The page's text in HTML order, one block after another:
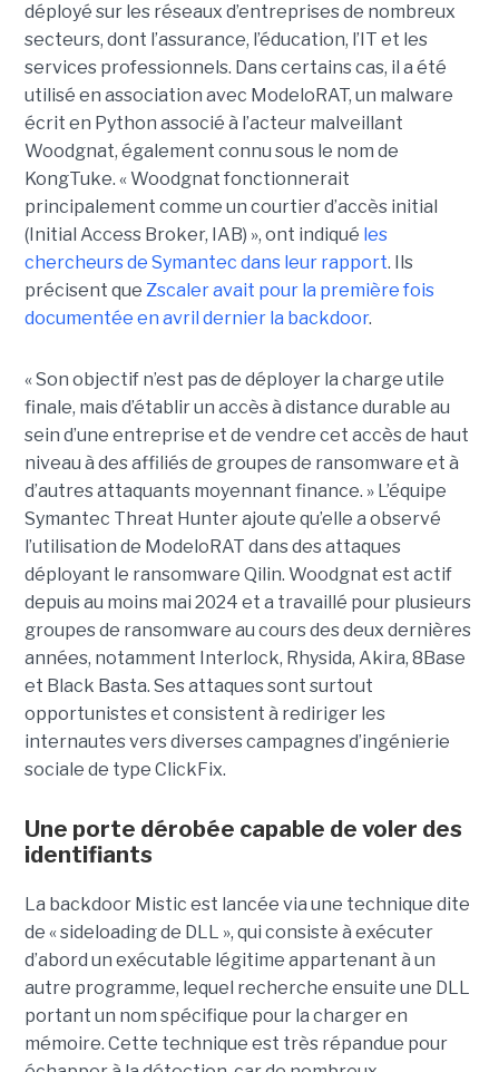
déployé sur les réseaux d’entreprises de nombreux
secteurs, dont l’assurance, l’éducation, l’IT et les
services professionnels. Dans certains cas, il a été
utilisé en association avec ModeloRAT, un malware
écrit en Python associé à l’acteur malveillant
Woodgnat, également connu sous le nom de
KongTuke. « Woodgnat fonctionnerait
principalement comme un courtier d’accès initial
(Initial Access Broker, IAB) », ont indiqué les
chercheurs de Symantec dans leur rapport. Ils
précisent que Zscaler avait pour la première fois
documentée en avril dernier la backdoor.
« Son objectif n’est pas de déployer la charge utile
finale, mais d’établir un accès à distance durable au
sein d’une entreprise et de vendre cet accès de haut
niveau à des affiliés de groupes de ransomware et à
d’autres attaquants moyennant finance. » L’équipe
Symantec Threat Hunter ajoute qu’elle a observé
l’utilisation de ModeloRAT dans des attaques
déployant le ransomware Qilin. Woodgnat est actif
depuis au moins mai 2024 et a travaillé pour plusieurs
groupes de ransomware au cours des deux dernières
années, notamment Interlock, Rhysida, Akira, 8Base
et Black Basta. Ses attaques sont surtout
opportunistes et consistent à rediriger les
internautes vers diverses campagnes d’ingénierie
sociale de type ClickFix.
Une porte dérobée capable de voler des
identifiants
La backdoor Mistic est lancée via une technique dite
de « sideloading de DLL », qui consiste à exécuter
d’abord un exécutable légitime appartenant à un
autre programme, lequel recherche ensuite une DLL
portant un nom spécifique pour la charger en
mémoire. Cette technique est très répandue pour